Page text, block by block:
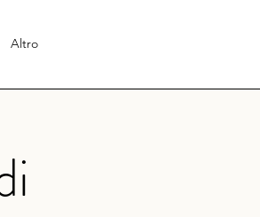
Altro